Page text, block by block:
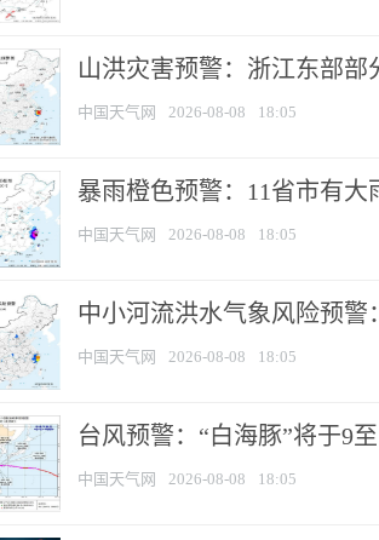
山洪灾害预警：浙江东部
中国天气网 2026-08-08 18:05
暴雨橙色预警：11省市有
中国天气网 2026-08-08 18:05
中小河流洪水气象风险预
中国天气网 2026-08-08 18:05
台风预警：“白海豚”将于9
中国天气网 2026-08-08 18:05